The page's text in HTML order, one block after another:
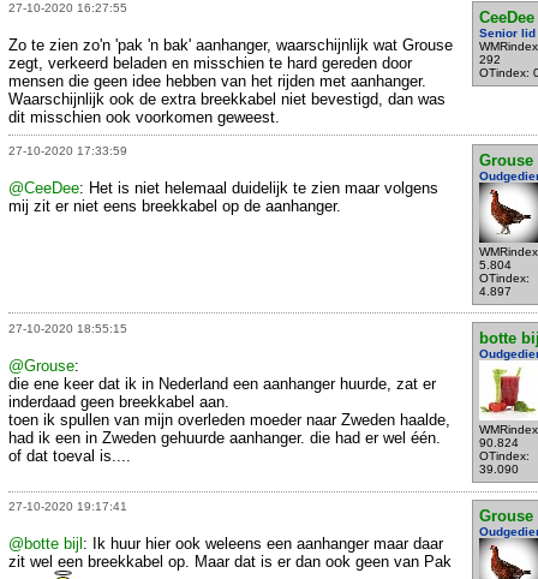
27-10-2020 16:27:55
CeeDee
Senior lid
292
OTindex:
Zo te zien zo'n 'pak 'n bak' aanhanger, waarschijnlijk wat Grouse
zegt, verkeerd beladen en misschien te hard gereden door
mensen die geen idee hebben van het rijden met aanhanger.
Waarschijnlijk ook de extra breekkabel niet bevestigd, dan was
dit misschien ook voorkomen geweest.
27-10-2020 17:33:59
Grouse
5.804
OTindex:
4.897
@CeeDee: Het is niet helemaal duidelijk te zien maar volgens
mij zit er niet eens breekkabel op de aanhanger.
27-10-2020 18:55:15
botte
90.824
OTindex:
39.090
@Grouse:
die ene keer dat ik in Nederland een aanhanger huurde, zat er
inderdaad geen breekkabel aan.
toen ik spullen van mijn overleden moeder naar Zweden haalde,
had ik een in Zweden gehuurde aanhanger. die had er wel één.
of dat toeval is....
27-10-2020 19:17:41
Grouse
@botte bijl : Ik huur hier ook weleens een aanhanger maar daar
zit wel een breekkabel op. Maar dat is er dan ook geen van Pak